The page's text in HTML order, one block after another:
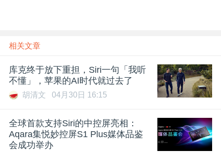
相关文章
库克终于放下重担，Siri一句「我听
不懂」，苹果的AI时代就过去了
胡清文 04月30日 16:15
全球首款支持Siri的中控屏亮相：
Aqara集悦妙控屏S1 Plus媒体品鉴
会成功举办